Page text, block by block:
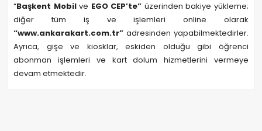
“Başkent Mobilve EGO CEP’te” üzerinden bakiye yükleme;
diğer tüm iş ve işlemleri online olarak
“www.ankarakart.com.tr” adresinden yapabilmektedirler.
Ayrıca, gişe ve kiosklar, eskiden olduğu gibi öğrenci
abonman işlemleri ve kart dolum hizmetlerini vermeye
devam etmektedir.